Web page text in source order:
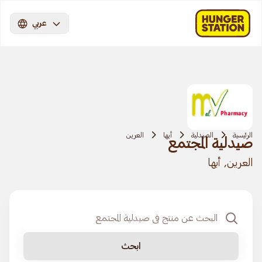
عربي
الرئيسية الصيدلية أبها العرين
صيدلية المجتمع
العرين, أبها
ابحث